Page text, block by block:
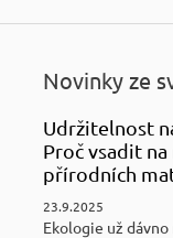
Novinky ze
Udržitelnost
Proč vsadit
přírodních
23.9.2025
Ekologie už